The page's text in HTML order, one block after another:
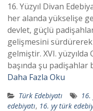
16. Yüzyıl Divan
her alanda yükselişe
devlet, güçlü
gelişmesini
gelmiştir. XVI.
başında şu padişahlar
Daha Fazla Oku
Türk Edebiyatı 16.
edebiyatı, 16. yy türk